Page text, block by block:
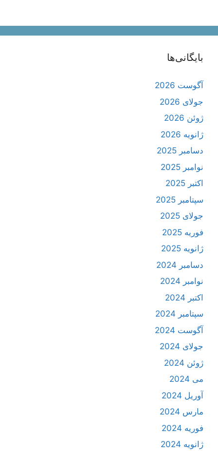
بایگانی‌ها
آگوست 2026
جولای 2026
ژوئن 2026
ژانویه 2026
دسامبر 2025
نوامبر 2025
اکتبر 2025
سپتامبر 2025
جولای 2025
فوریه 2025
ژانویه 2025
دسامبر 2024
نوامبر 2024
اکتبر 2024
سپتامبر 2024
آگوست 2024
جولای 2024
ژوئن 2024
می 2024
آوریل 2024
مارس 2024
فوریه 2024
ژانویه 2024